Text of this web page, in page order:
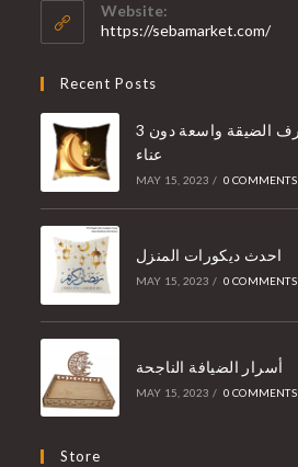
Website:
https://sebamarket.com/
Recent Posts
3 حيل بسيطة لجعل الغرف الضيقة واسعة دون
عناء
MAY 15, 2023 / 0 COMMENTS
احدث ديكورات المنزل
MAY 15, 2023 / 0 COMMENTS
أسرار الضيافة الناجحة
MAY 15, 2023 / 0 COMMENTS
Store